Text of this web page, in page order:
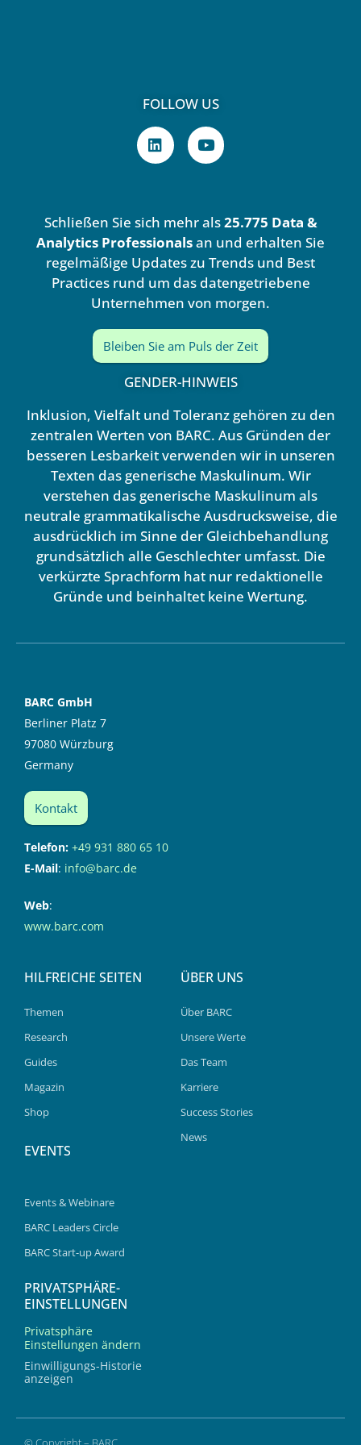
FOLLOW US
L
i
n
i
n
Y
o
u
e
Schließen Sie sich mehr als25.775 Data &
Analytics Professionalsan und erhalten Sie
regelmäßige Updates zu Trends und Best
Practices rund um das datengetriebene
Unternehmen von morgen.
Bleiben Sie am Puls der Zeit
GENDER-HINWEIS
Inklusion, Vielfalt und Toleranz gehören zu den
zentralen Werten von BARC. Aus Gründen der
besseren Lesbarkeit verwenden wir in unseren
Texten das generische Maskulinum. Wir
verstehen das generische Maskulinum als
neutrale grammatikalische Ausdrucksweise, die
ausdrücklich im Sinne der Gleichbehandlung
grundsätzlich alle Geschlechter umfasst. Die
verkürzte Sprachform hat nur redaktionelle
Gründe und beinhaltet keine Wertung.
BARC GmbH
Berliner Platz 7
97080 Würzburg
Germany
Kontakt
Telefon: +49 931 880 65 10
E-Mail: info@barc.de
Web:
www.barc.com
HILFREICHE SEITEN
Themen
Research
Guides
Magazin
Shop
EVENTS
Events & Webinare
BARC Leaders Circle
BARC Start-up Award
ÜBER UNS
Über BARC
Unsere Werte
Das Team
Karriere
Success Stories
News
PRIVATSPHÄRE-
EINSTELLUNGEN
Privatsphäre
Einstellungen ändern
Einwilligungs-Historie
anzeigen